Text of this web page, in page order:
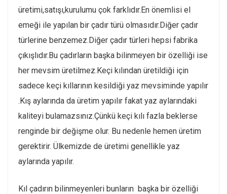
üretimi,satışı,kurulumu çok farklıdır.En önemlisi el
emeği ile yapılan bir çadır türü olmasıdır.Diğer çadır
türlerine benzemez.Diğer çadır türleri hepsi fabrika
çıkışlıdır.Bu çadırların başka bilinmeyen bir özelliği ise
her mevsim üretilmez.Keçi kılından üretildiği için
sadece keçi kıllarının kesildiği yaz mevsiminde yapılır
.Kış aylarında da üretim yapılır fakat yaz aylarındaki
kaliteyi bulamazsınız.Çünkü keçi kılı fazla beklerse
renginde bir değişme olur. Bu nedenle hemen üretim
gerektirir. Ülkemizde de üretimi genellikle yaz
aylarında yapılır.
Kıl çadırın bilinmeyenleri bunların başka bir özelliği